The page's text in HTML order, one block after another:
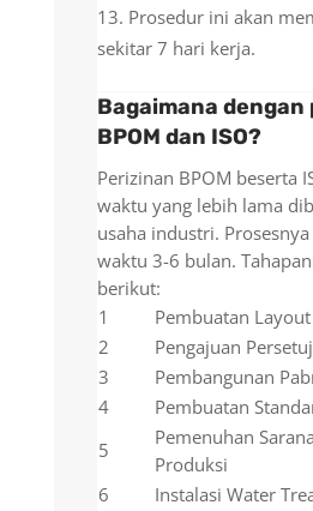
Prosedur ini akan
sekitar 7 hari kerja.
Bagaimana dengan
BPOM dan ISO?
Perizinan BPOM beserta
waktu yang lebih lama
usaha industri.
waktu 3-6 bulan.
berikut:
1
Pembuatan Layout
2
Pengajuan
3
Pembangunan
4
Pembuatan
5
Pemenuhan
Produksi
6
Instalasi Water